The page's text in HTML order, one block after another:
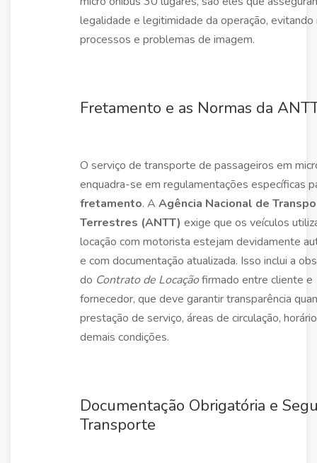
legalidade e legitimidade da operação, evitando
processos e problemas de imagem.
Fretamento e as Normas da
O serviço de transporte de passageiros em
enquadra-se em regulamentações específicas
fretamento. A Agência Nacional de
Terrestres (ANTT) exige que os veículos
locação com motorista estejam devidamente
e com documentação atualizada. Isso inclui a
do Contrato de Locaçãofirmado entre cliente e
fornecedor, que deve garantir transparência
prestação de serviço, áreas de circulação,
demais condições.
Documentação Obrigatória e
Transporte